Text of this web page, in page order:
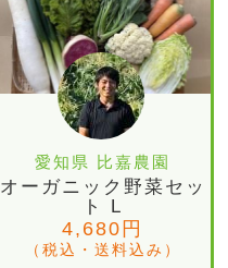
愛知県 比嘉農園
オーガニック野菜セッ
ト L
4,680円
（税込・送料込み）